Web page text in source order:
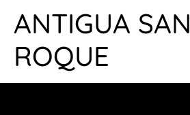
ANTIGUA SAN
ROQUE